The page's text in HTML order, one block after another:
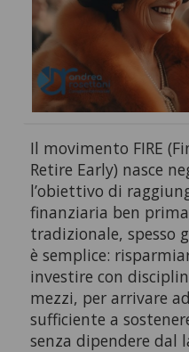
Il movimento FIRE
Retire Early) nasce
l’obiettivo di
finanziaria ben
tradizionale, spesso
è semplice:
investire con
mezzi, per arrivare
sufficiente a
senza dipendere dal